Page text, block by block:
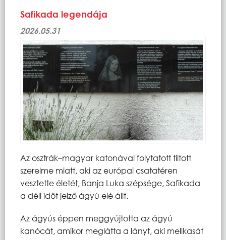
Safikada legendája
2026.05.31
Az osztrák–magyar katonával folytatott tiltott
szerelme miatt, aki az európai csatatéren
vesztette életét, Banja Luka szépsége, Safikada
a déli időt jelző ágyú elé állt.
Az ágyús éppen meggyújtotta az ágyú
kanócát, amikor meglátta a lányt, aki mellkasát